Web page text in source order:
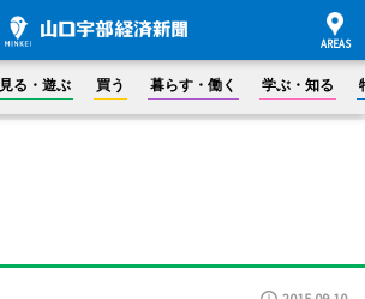
見る・遊ぶ 買う 暮らす・働く 学ぶ・知る